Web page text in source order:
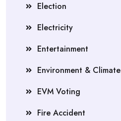
Election
Electricity
Entertainment
Environment & Climate
EVM Voting
Fire Accident